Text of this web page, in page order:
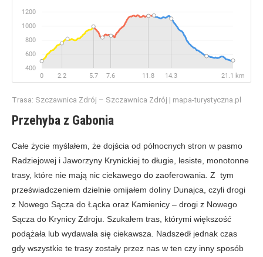
Trasa: Szczawnica Zdrój – Szczawnica Zdrój | mapa-turystyczna.pl
Przehyba z Gabonia
Całe życie myślałem, że dojścia od północnych stron w pasmo
Radziejowej i Jaworzyny Krynickiej to długie, lesiste, monotonne
trasy, które nie mają nic ciekawego do zaoferowania. Z tym
przeświadczeniem dzielnie omijałem doliny Dunajca, czyli drogi
z Nowego Sącza do Łącka oraz Kamienicy – drogi z Nowego
Sącza do Krynicy Zdroju. Szukałem tras, którymi większość
podążała lub wydawała się ciekawsza. Nadszedł jednak czas
gdy wszystkie te trasy zostały przez nas w ten czy inny sposób